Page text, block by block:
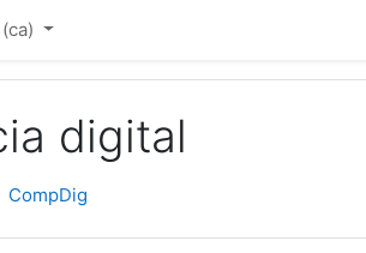
digital
CompDig